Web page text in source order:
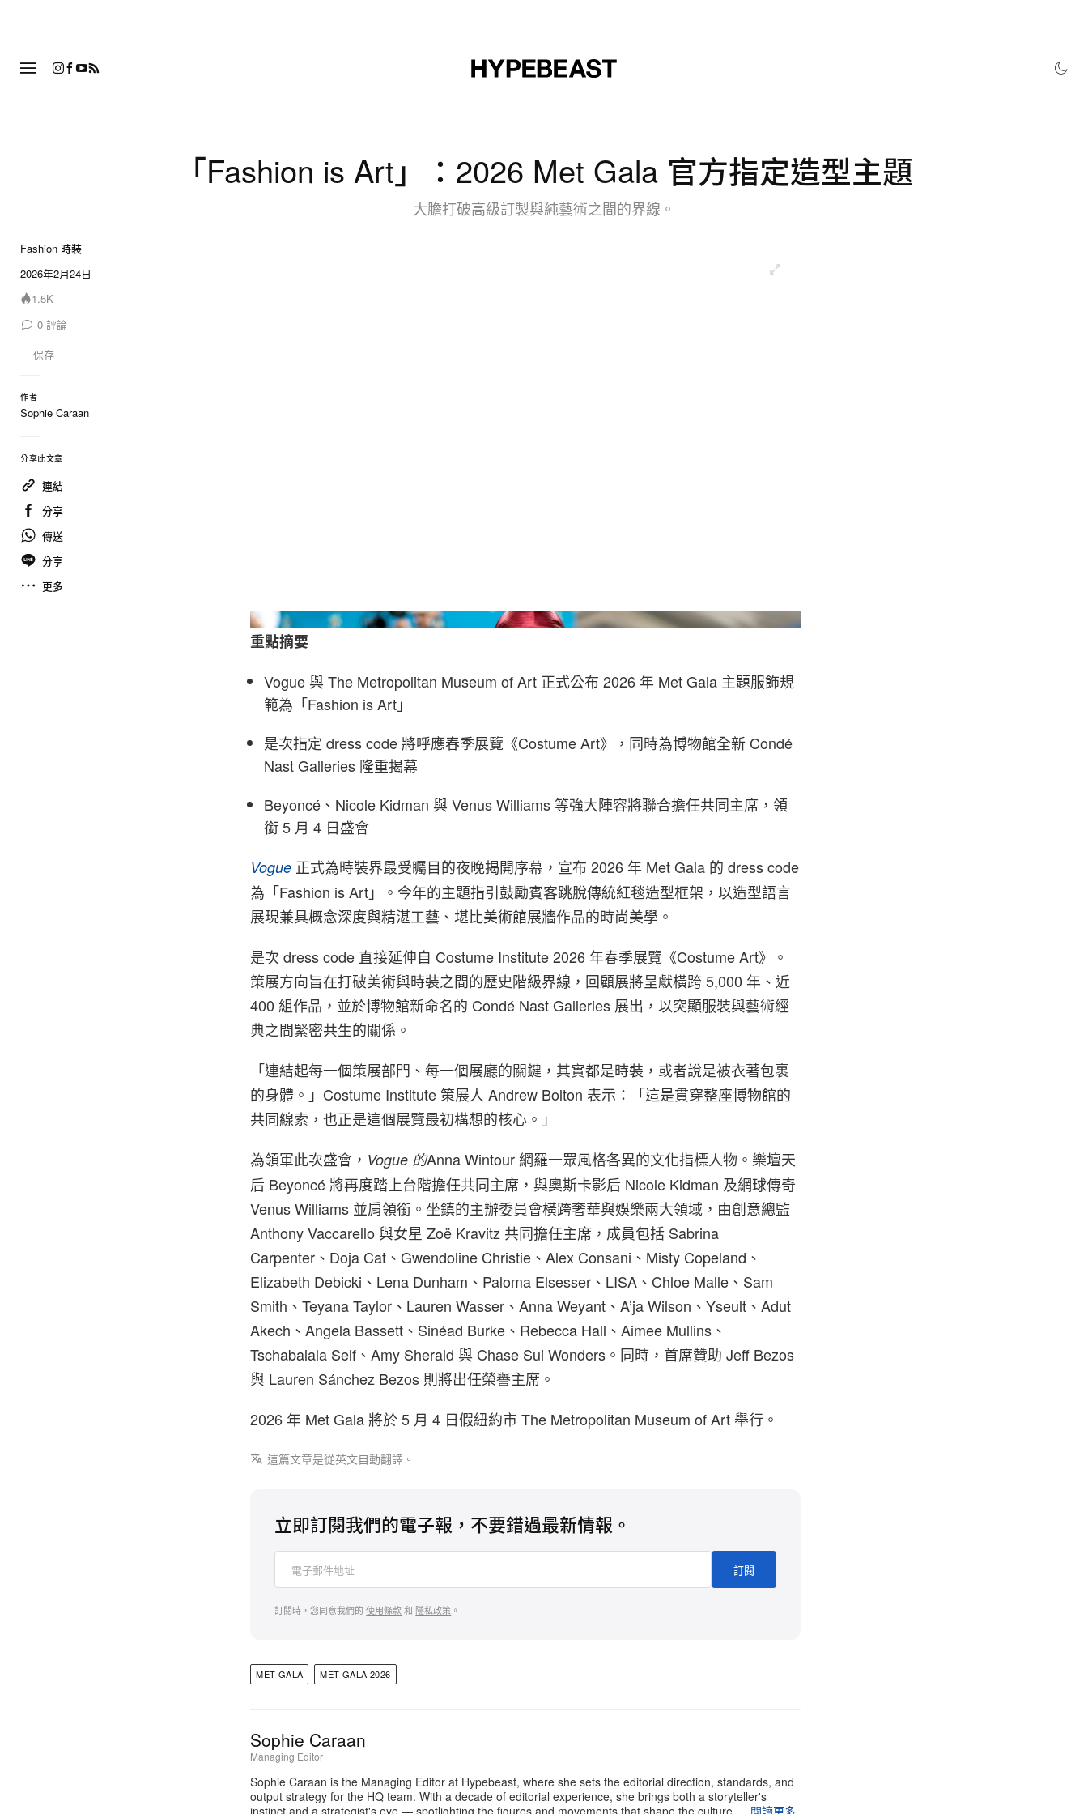
「Fashion is Art」：2026 Met Gala 官方指定造型主題
大膽打破高級訂製與純藝術之間的界線。
Fashion 時裝
2026年2月24日
1.5K
0 評論
保存
作者
Sophie Caraan
分享此文章
連結
分享
傳送
分享
更多
Dimitrios Kambouris/Getty Images For The Met Museum/Vogue
重點摘要
Vogue 與 The Metropolitan Museum of Art 正式公布 2026 年 Met Gala 主題服飾規
範為「Fashion is Art」
是次指定 dress code 將呼應春季展覽《Costume Art》，同時為博物館全新 Condé
Nast Galleries 隆重揭幕
Beyoncé、Nicole Kidman 與 Venus Williams 等強大陣容將聯合擔任共同主席，領
銜 5 月 4 日盛會
Vogue 正式為時裝界最受矚目的夜晚揭開序幕，宣布 2026 年 Met Gala 的 dress code
為「Fashion is Art」。今年的主題指引鼓勵賓客跳脫傳統紅毯造型框架，以造型語言
展現兼具概念深度與精湛工藝、堪比美術館展牆作品的時尚美學。
是次 dress code 直接延伸自 Costume Institute 2026 年春季展覽《Costume Art》。
策展方向旨在打破美術與時裝之間的歷史階級界線，回顧展將呈獻橫跨 5,000 年、近
400 組作品，並於博物館新命名的 Condé Nast Galleries 展出，以突顯服裝與藝術經
典之間緊密共生的關係。
「連結起每一個策展部門、每一個展廳的關鍵，其實都是時裝，或者說是被衣著包裹
的身體。」Costume Institute 策展人 Andrew Bolton 表示：「這是貫穿整座博物館的
共同線索，也正是這個展覽最初構想的核心。」
為領軍此次盛會， Vogue 的Anna Wintour 網羅一眾風格各異的文化指標人物。樂壇天
后 Beyoncé 將再度踏上台階擔任共同主席，與奧斯卡影后 Nicole Kidman 及網球傳奇
Venus Williams 並肩領銜。坐鎮的主辦委員會橫跨奢華與娛樂兩大領域，由創意總監
Anthony Vaccarello 與女星 Zoë Kravitz 共同擔任主席，成員包括 Sabrina
Carpenter、Doja Cat、Gwendoline Christie、Alex Consani、Misty Copeland、
Elizabeth Debicki、Lena Dunham、Paloma Elsesser、LISA、Chloe Malle、Sam
Smith、Teyana Taylor、Lauren Wasser、Anna Weyant、A’ja Wilson、Yseult、Adut
Akech、Angela Bassett、Sinéad Burke、Rebecca Hall、Aimee Mullins、
Tschabalala Self、Amy Sherald 與 Chase Sui Wonders。同時，首席贊助 Jeff Bezos
與 Lauren Sánchez Bezos 則將出任榮譽主席。
2026 年 Met Gala 將於 5 月 4 日假紐約市 The Metropolitan Museum of Art 舉行。
這篇文章是從英文自動翻譯。
立即訂閱我們的電子報，不要錯過最新情報。
訂閱
訂閱時，您同意我們的使用條款和 隱私政策 。
MET GALA MET GALA 2026
Sophie Caraan
Managing Editor
Sophie Caraan is the Managing Editor at Hypebeast, where she sets the editorial direction, standards, and
output strategy for the HQ team. With a decade of editorial experience, she brings both a storyteller's